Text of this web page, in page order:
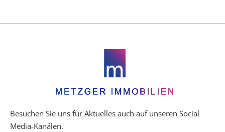
Besuchen Sie uns für Aktuelles auch auf unseren Social
Media-Kanälen.